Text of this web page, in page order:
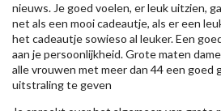
nieuws. Je goed voelen, er leuk uitzien,
net als een mooi cadeautje, als er een
het cadeautje sowieso al leuker. Een
aan je persoonlijkheid. Grote maten
alle vrouwen met meer dan 44 een goed
uitstraling te geven